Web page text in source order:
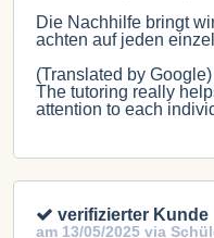
Die Nachhilfe bringt
achten auf jeden
(Translated by Google)
The tutoring really
attention to each
verifizierter Kunde
am 13/05/2025 via